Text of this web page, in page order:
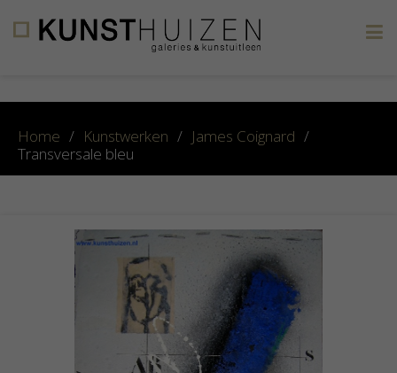
Home / Kunstwerken / James Coignard /
Transversale bleu